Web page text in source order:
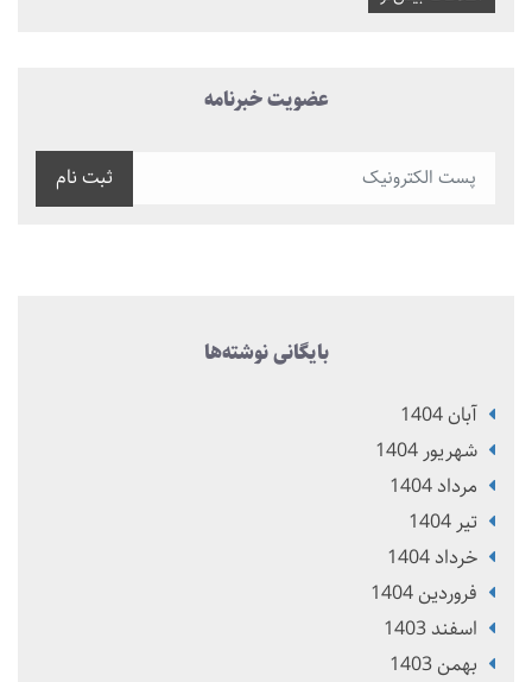
عضویت خبرنامه
ثبت نام
بایگانی نوشته‌ها
آبان 1404
شهریور 1404
مرداد 1404
تير 1404
خرداد 1404
فروردین 1404
اسفند 1403
بهمن 1403